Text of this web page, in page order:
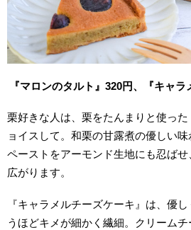
『マロンのタルト』320円、『キャ
栗好きな人は、栗をたんまりと使っ
ョイスして。和栗の甘露煮の優しい
ペーストをアーモンド生地にも忍ば
広がります。
『キャラメルチーズケーキ』は、優
うほどキメが細かく繊細。クリーム